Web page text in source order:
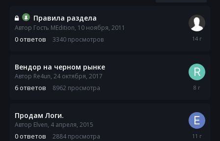
Правила раздела
Автор Гость MEdition, 10 ноября, 2011
0ответов 3340 просмотров
10
Вендор на черном рынке
Автор Re4un, 24 октября, 2017
6ответов 8962 просмотра
10
Продам Логи.
Автор Elven, 4 апреля, 2015
0ответов 2884 просмотра